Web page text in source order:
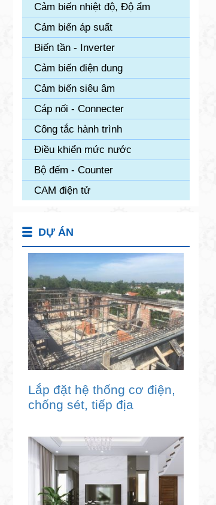
Cảm biến nhiệt độ, Độ ẩm
Cảm biến áp suất
Biến tần - Inverter
Cảm biến điện dung
Cảm biến siêu âm
Cáp nối - Connecter
Công tắc hành trình
Điều khiển mức nước
Bộ đếm - Counter
CAM điện tử
DỰ ÁN
Lắp đặt hệ thống cơ điện,
chống sét, tiếp địa